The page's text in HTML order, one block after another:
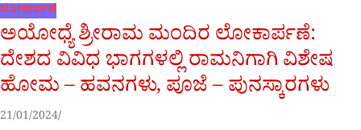
ಲೋಕಾರ್ಪಣೆ
ಅಯೋಧ್ಯೆ ಶ್ರೀರಾಮ ಮಂದಿರ ಲೋಕಾರ್ಪಣೆ:
ದೇಶದ ವಿವಿಧ ಭಾಗಗಳಲ್ಲಿ ರಾಮನಿಗಾಗಿ ವಿಶೇಷ
ಹೋಮ – ಹವನಗಳು, ಪೂಜೆ – ಪುನಸ್ಕಾರಗಳು
21/01/2024